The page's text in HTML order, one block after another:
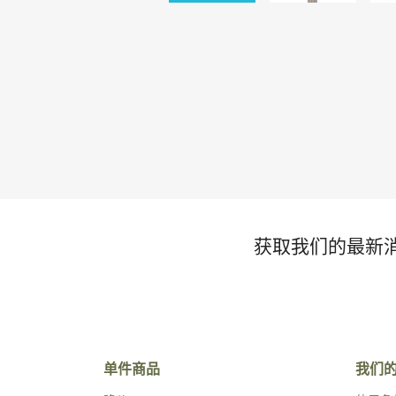
获取我们的最新
单件商品 我们